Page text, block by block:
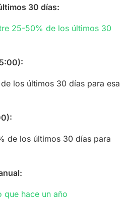
30 días:
25-50% de los últimos 30
los últimos 30 días para esa
de los últimos 30 días para
hace un año